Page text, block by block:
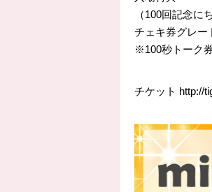
（100回記念に
チェキ券グレー
※100秒トーク
チケット http://